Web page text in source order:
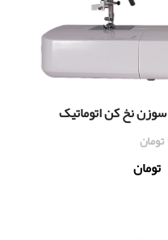
تومان
تومان